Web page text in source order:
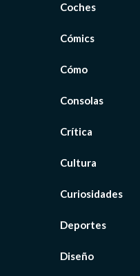
Coches
Cómics
Cómo
Consolas
Crítica
Cultura
Curiosidades
Deportes
Diseño